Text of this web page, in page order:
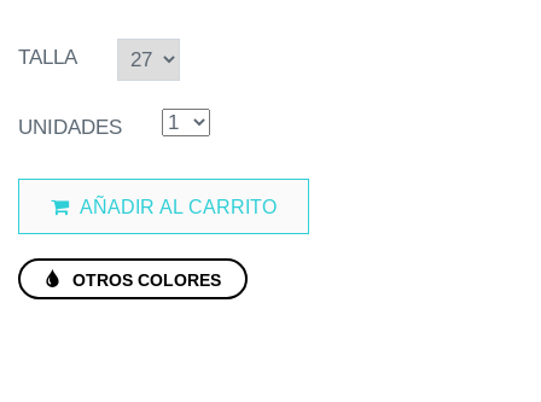
TALLA
UNIDADES
AÑADIR AL CARRITO
OTROS COLORES